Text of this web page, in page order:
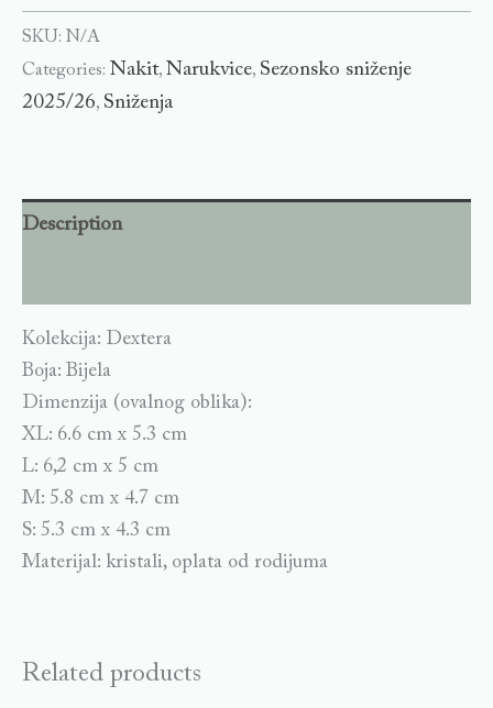
SKU: N/A
Categories: Nakit, Narukvice, Sezonsko sniženje
2025/26, Sniženja
Description
Kolekcija: Dextera
Boja: Bijela
Dimenzija (ovalnog oblika):
XL: 6.6 cm x 5.3 cm
L: 6,2 cm x 5 cm
M: 5.8 cm x 4.7 cm
S: 5.3 cm x 4.3 cm
Materijal: kristali, oplata od rodijuma
Related products